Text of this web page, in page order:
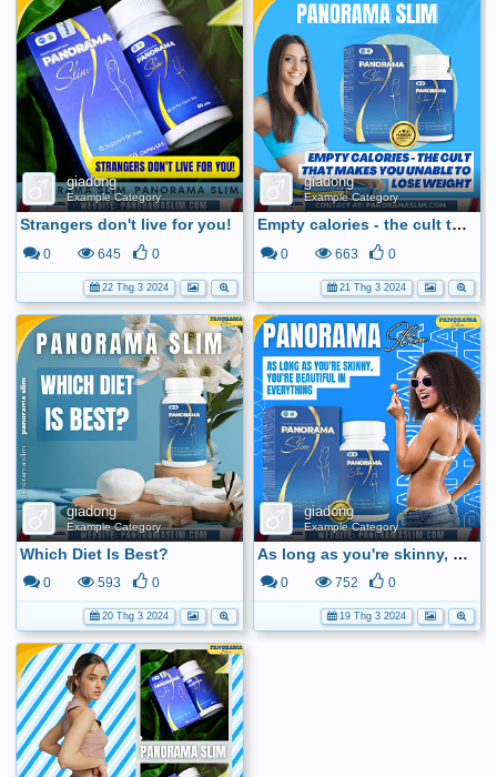
giadong
Example Category
Strangers don't live for you!
0 645 0
22 Thg 3 2024
giadong
Example Category
Empty calories - the cult that makes you unable to lose weight
0 663 0
21 Thg 3 2024
giadong
Example Category
Which Diet Is Best?
0 593 0
20 Thg 3 2024
giadong
Example Category
As long as you're skinny, you're beautiful in everything
0 752 0
19 Thg 3 2024